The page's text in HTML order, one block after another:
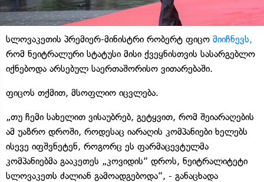
სლოვაკეთის პრემიერ-მინისტრი რობერტ ფიცო მიიჩნევს,
რომ ნეიტრალური სტატუსი მისი ქვეყნისთვის სასარგებლო
იქნებოდა არსებულ საერთაშორისო ვითარებაში.
ფიცოს თქმით, მსოფლიო იცვლება.
„თუ ჩემი სახელით ვისაუბრებ, გეტყვით, რომ შეიარაღების
ამ უაზრო დროში, როდესაც იარაღის კომპანიები ხელებს
ისევე იფშვნეტენ, როგორც ეს ფარმაცევტულმა
კომპანიებმა გააკეთეს „კოვიდის“ დროს, ნეიტრალიტეტი
სლოვაკეთს ძალიან გამოადგებოდა“, - განაცხადა